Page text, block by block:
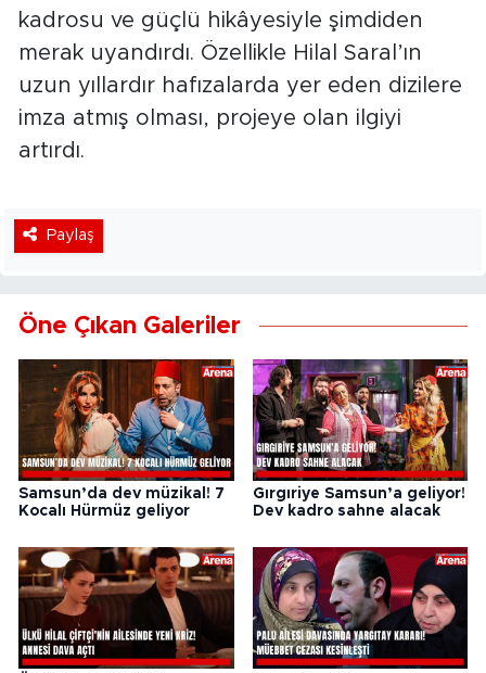
kadrosu ve güçlü hikâyesiyle şimdiden
merak uyandırdı. Özellikle Hilal Saral’ın
uzun yıllardır hafızalarda yer eden dizilere
imza atmış olması, projeye olan ilgiyi
artırdı.
Paylaş
Öne Çıkan Galeriler
Samsun’da dev müzikal! 7
Kocalı Hürmüz geliyor
Gırgıriye Samsun’a geliyor!
Dev kadro sahne alacak